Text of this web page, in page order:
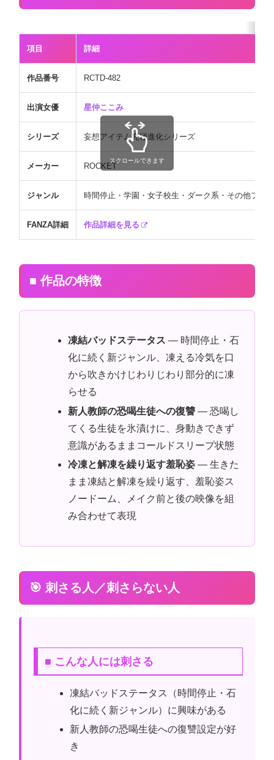
項目 詳細
作品番号 RCTD-482
出演女優 星仲ここみ
シリーズ 妄想アイテム究極進化シリーズ
メーカー ROCKET
ジャンル 時間停止・学園・女子校生・ダーク系・その他フェ
FANZA詳細 作品詳細を見る
スクロールできます
■ 作品の特徴
凍結バッドステータス — 時間停止・石
化に続く新ジャンル、凍える冷気を口
から吹きかけじわりじわり部分的に凍
らせる
新人教師の恐喝生徒への復讐 — 恐喝し
てくる生徒を氷漬けに、身動きできず
意識があるままコールドスリープ状態
冷凍と解凍を繰り返す羞恥姿 — 生きた
まま凍結と解凍を繰り返す、羞恥姿ス
ノードーム、メイク前と後の映像を組
み合わせて表現
🎯 刺さる人／刺さらない人
■ こんな人には刺さる
凍結バッドステータス（時間停止・石
化に続く新ジャンル）に興味がある
新人教師の恐喝生徒への復讐設定が好
き